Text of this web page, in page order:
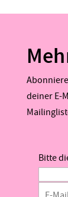
deiner E-
Bitte